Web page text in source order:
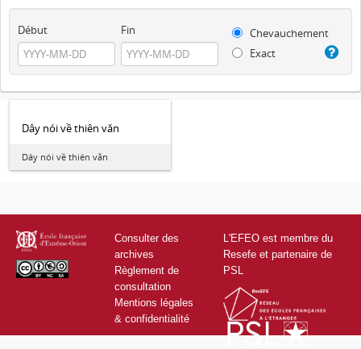
Début Fin
Chevauchement
Exact
Dây nói về thiên văn
Dây nói về thiên văn
Consulter des
archives
Règlement de
consultation
Mentions légales
& confidentialité
L'EFEO est membre du
Resefe et partenaire de
PSL